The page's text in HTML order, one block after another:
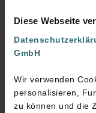
Diese Webseite
GmbH
Wir verwenden
personalisieren,
zu können und die